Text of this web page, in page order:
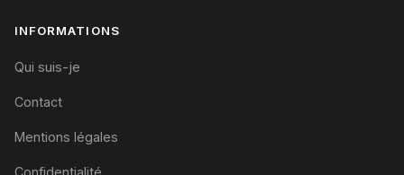
INFORMATIONS
Qui suis-je
Contact
Mentions légales
Confidentialité